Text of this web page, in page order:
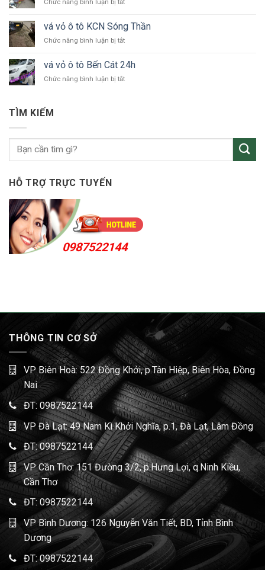
ô
Bắc
Tân
Uyên
Chức năng bình luận bị tắtở
ô
tô
An
vá vỏ ô tô KCN Sóng Thần
Chức năng bình luận bị tắtở
vỏ
ô
tô
vá vỏ ô tô Bến Cát 24h
Chức năng bình luận bị tắtở
Cát
TÌM KIẾM
HỖ TRỢ TRỰC TUYẾN
0987522144
THÔNG TIN CƠ SỞ
VP Biên Hoà: 522 Đồng Khởi, p.Tân Hiệp, Biên Hòa, Đồng
Nai
ĐT: 0987522144
VP Đà Lạt: 49 Nam Kì Khởi Nghĩa, p.1, Đà Lạt, Lâm Đồng
ĐT:0987522144
VP Cần Thơ: 151 Đường 3/2, p.Hưng Lợi, q.Ninh Kiều,
Cần Thơ
ĐT: 0987522144
VP Bình Dương: 126 Nguyễn Văn Tiết, BD, Tỉnh Bình
Dương
ĐT: 0987522144